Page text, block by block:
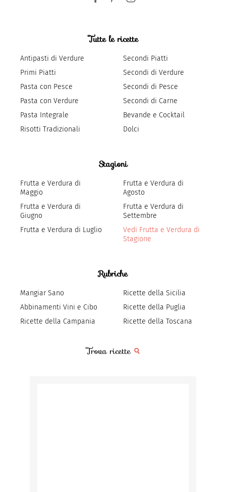
Tutte le ricette
Antipasti di Verdure
Primi Piatti
Pasta con Pesce
Pasta con Verdure
Pasta Integrale
Risotti Tradizionali
Secondi Piatti
Secondi di Verdure
Secondi di Pesce
Secondi di Carne
Bevande e Cocktail
Dolci
Stagioni
Frutta e Verdura di
Maggio
Frutta e Verdura di
Giugno
Frutta e Verdura di Luglio
Frutta e Verdura di
Agosto
Frutta e Verdura di
Settembre
Vedi Frutta e Verdura di
Stagione
Rubriche
Mangiar Sano
Abbinamenti Vini e Cibo
Ricette della Campania
Ricette della Sicilia
Ricette della Puglia
Ricette della Toscana
Trova ricette